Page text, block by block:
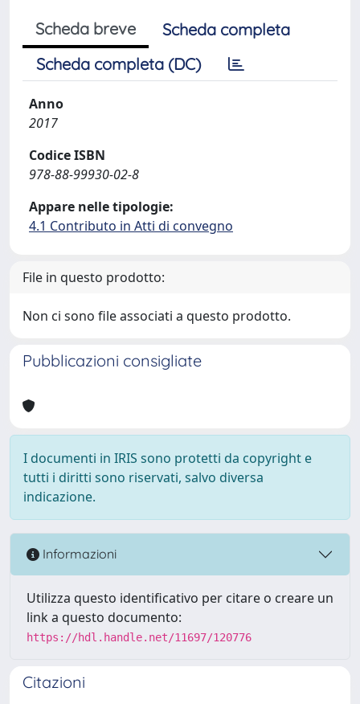
Scheda breve
Scheda completa
Scheda completa (DC)
Anno
2017
Codice ISBN
978-88-99930-02-8
Appare nelle tipologie:
4.1 Contributo in Atti di convegno
File in questo prodotto:
Non ci sono file associati a questo prodotto.
Pubblicazioni consigliate
I documenti in IRIS sono protetti da copyright e
tutti i diritti sono riservati, salvo diversa
indicazione.
Informazioni
Utilizza questo identificativo per citare o creare un
link a questo documento:
https://hdl.handle.net/11697/120776
Citazioni